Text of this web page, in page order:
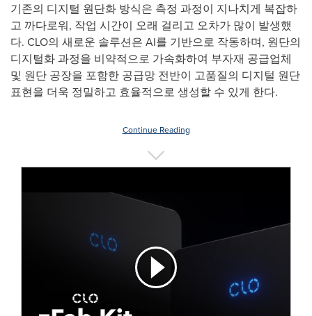
기존의 디지털 원단화 방식은 측정 과정이 지나치게 복잡하
고 까다로워, 작업 시간이 오래 걸리고 오차가 많이 발생했
다. CLO의 새로운 솔루션은 AI를 기반으로 작동하며, 원단의
디지털화 과정을 비약적으로 가속화하여 부자재 공급업체
및 원단 공장을 포함한 공급망 전반이 고품질의 디지털 원단
표현을 더욱 정밀하고 효율적으로 생성할 수 있게 한다.
Continue Reading